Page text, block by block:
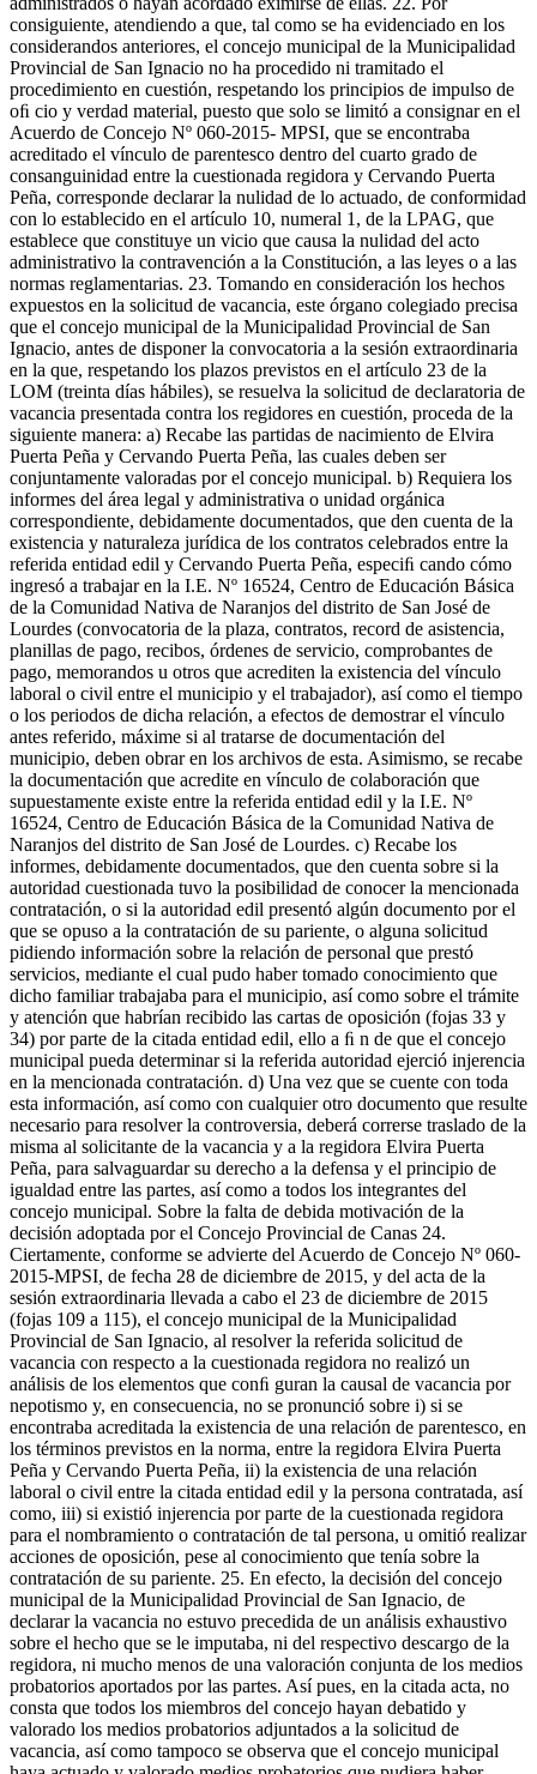
consiguiente, atendiendo a que, tal como se ha evidenciado en los
considerandos anteriores, el concejo municipal de la Municipalidad
Provincial de San Ignacio no ha procedido ni tramitado el
procedimiento en cuestión, respetando los principios de impulso de
oﬁ cio y verdad material, puesto que solo se limitó a consignar en el
Acuerdo de Concejo Nº 060-2015- MPSI, que se encontraba
acreditado el vínculo de parentesco dentro del cuarto grado de
consanguinidad entre la cuestionada regidora y Cervando Puerta
Peña, corresponde declarar la nulidad de lo actuado, de conformidad
con lo establecido en el artículo 10, numeral 1, de la LPAG, que
establece que constituye un vicio que causa la nulidad del acto
administrativo la contravención a la Constitución, a las leyes o a las
normas reglamentarias. 23. Tomando en consideración los hechos
expuestos en la solicitud de vacancia, este órgano colegiado precisa
que el concejo municipal de la Municipalidad Provincial de San
Ignacio, antes de disponer la convocatoria a la sesión extraordinaria
en la que, respetando los plazos previstos en el artículo 23 de la
LOM (treinta días hábiles), se resuelva la solicitud de declaratoria de
vacancia presentada contra los regidores en cuestión, proceda de la
siguiente manera: a) Recabe las partidas de nacimiento de Elvira
Puerta Peña y Cervando Puerta Peña, las cuales deben ser
conjuntamente valoradas por el concejo municipal. b) Requiera los
informes del área legal y administrativa o unidad orgánica
correspondiente, debidamente documentados, que den cuenta de la
existencia y naturaleza jurídica de los contratos celebrados entre la
referida entidad edil y Cervando Puerta Peña, especiﬁ cando cómo
ingresó a trabajar en la I.E. Nº 16524, Centro de Educación Básica
de la Comunidad Nativa de Naranjos del distrito de San José de
Lourdes (convocatoria de la plaza, contratos, record de asistencia,
planillas de pago, recibos, órdenes de servicio, comprobantes de
pago, memorandos u otros que acrediten la existencia del vínculo
laboral o civil entre el municipio y el trabajador), así como el tiempo
o los periodos de dicha relación, a efectos de demostrar el vínculo
antes referido, máxime si al tratarse de documentación del
municipio, deben obrar en los archivos de esta. Asimismo, se recabe
la documentación que acredite en vínculo de colaboración que
supuestamente existe entre la referida entidad edil y la I.E. Nº
16524, Centro de Educación Básica de la Comunidad Nativa de
Naranjos del distrito de San José de Lourdes. c) Recabe los
informes, debidamente documentados, que den cuenta sobre si la
autoridad cuestionada tuvo la posibilidad de conocer la mencionada
contratación, o si la autoridad edil presentó algún documento por el
que se opuso a la contratación de su pariente, o alguna solicitud
pidiendo información sobre la relación de personal que prestó
servicios, mediante el cual pudo haber tomado conocimiento que
dicho familiar trabajaba para el municipio, así como sobre el trámite
y atención que habrían recibido las cartas de oposición (fojas 33 y
34) por parte de la citada entidad edil, ello a ﬁ n de que el concejo
municipal pueda determinar si la referida autoridad ejerció injerencia
en la mencionada contratación. d) Una vez que se cuente con toda
esta información, así como con cualquier otro documento que resulte
necesario para resolver la controversia, deberá correrse traslado de la
misma al solicitante de la vacancia y a la regidora Elvira Puerta
Peña, para salvaguardar su derecho a la defensa y el principio de
igualdad entre las partes, así como a todos los integrantes del
concejo municipal. Sobre la falta de debida motivación de la
decisión adoptada por el Concejo Provincial de Canas 24.
Ciertamente, conforme se advierte del Acuerdo de Concejo Nº 060-
2015-MPSI, de fecha 28 de diciembre de 2015, y del acta de la
sesión extraordinaria llevada a cabo el 23 de diciembre de 2015
(fojas 109 a 115), el concejo municipal de la Municipalidad
Provincial de San Ignacio, al resolver la referida solicitud de
vacancia con respecto a la cuestionada regidora no realizó un
análisis de los elementos que conﬁ guran la causal de vacancia por
nepotismo y, en consecuencia, no se pronunció sobre i) si se
encontraba acreditada la existencia de una relación de parentesco, en
los términos previstos en la norma, entre la regidora Elvira Puerta
Peña y Cervando Puerta Peña, ii) la existencia de una relación
laboral o civil entre la citada entidad edil y la persona contratada, así
como, iii) si existió injerencia por parte de la cuestionada regidora
para el nombramiento o contratación de tal persona, u omitió realizar
acciones de oposición, pese al conocimiento que tenía sobre la
contratación de su pariente. 25. En efecto, la decisión del concejo
municipal de la Municipalidad Provincial de San Ignacio, de
declarar la vacancia no estuvo precedida de un análisis exhaustivo
sobre el hecho que se le imputaba, ni del respectivo descargo de la
regidora, ni mucho menos de una valoración conjunta de los medios
probatorios aportados por las partes. Así pues, en la citada acta, no
consta que todos los miembros del concejo hayan debatido y
valorado los medios probatorios adjuntados a la solicitud de
vacancia, así como tampoco se observa que el concejo municipal